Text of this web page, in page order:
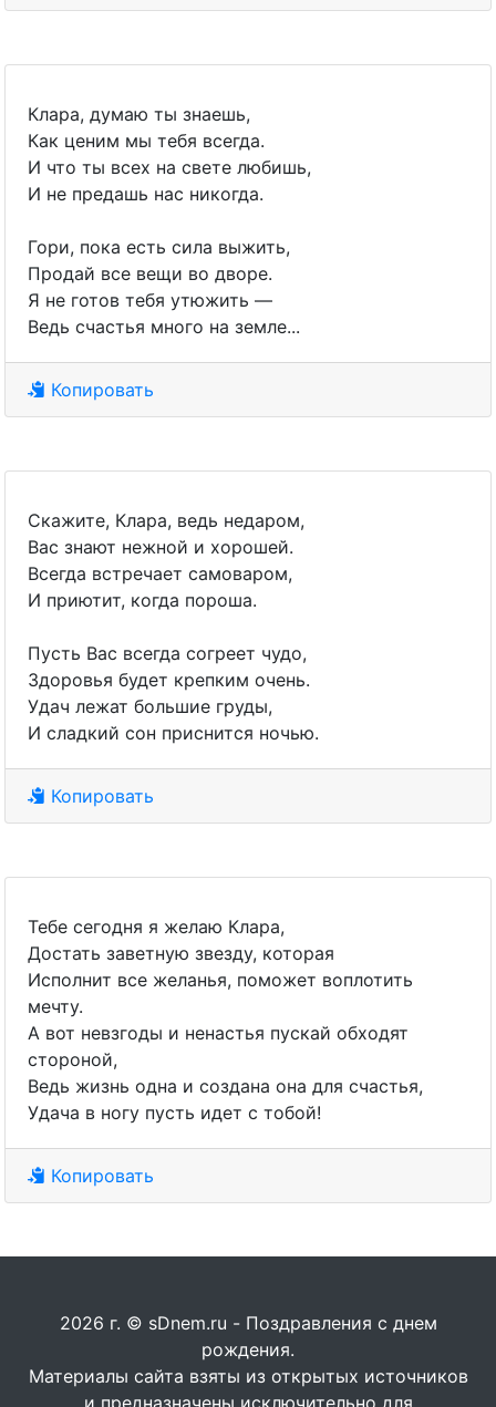
Клара, думаю ты знаешь,
Как ценим мы тебя всегда.
И что ты всех на свете любишь,
И не предашь нас никогда.
Гори, пока есть сила выжить,
Продай все вещи во дворе.
Я не готов тебя утюжить —
Ведь счастья много на земле...
Копировать
Скажите, Клара, ведь недаром,
Вас знают нежной и хорошей.
Всегда встречает самоваром,
И приютит, когда пороша.
Пусть Вас всегда согреет чудо,
Здоровья будет крепким очень.
Удач лежат большие груды,
И сладкий сон приснится ночью.
Копировать
Тебе сегодня я желаю Клара,
Достать заветную звезду, которая
Исполнит все желанья, поможет воплотить
мечту.
А вот невзгоды и ненастья пускай обходят
стороной,
Ведь жизнь одна и создана она для счастья,
Удача в ногу пусть идет с тобой!
Копировать
2026 г. © sDnem.ru - Поздравления с днем
рождения.
Материалы сайта взяты из открытых источников
и предназначены исключительно для